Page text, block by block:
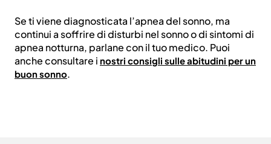
Se ti viene diagnosticata l’apnea del sonno, ma
continui a soffrire di disturbi nel sonno o di sintomi di
apnea notturna, parlane con il tuo medico. Puoi
anche consultare i nostri consigli sulle abitudini per un
buon sonno.